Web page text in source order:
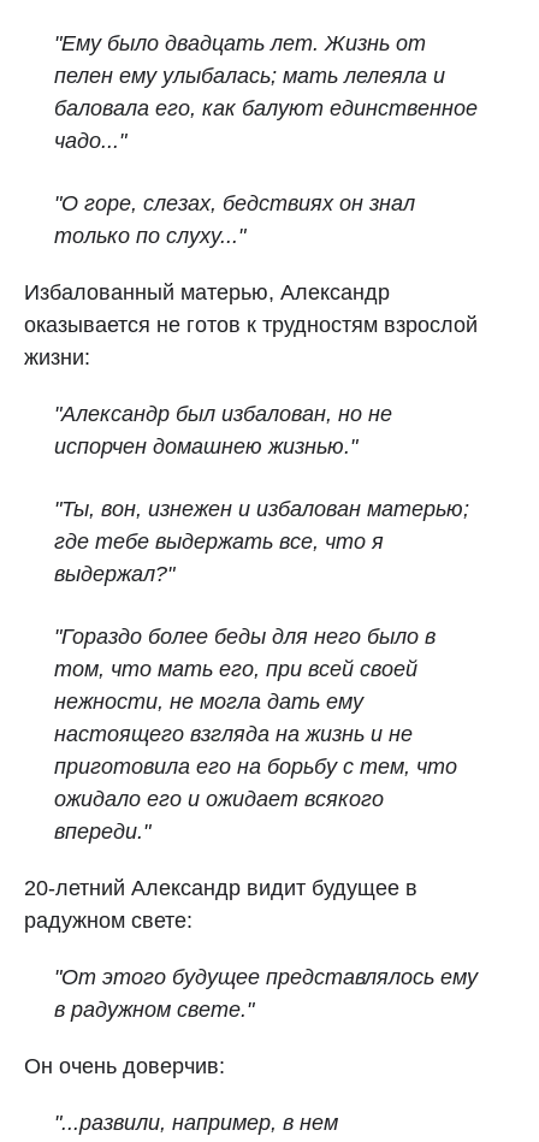
"Ему было двадцать лет. Жизнь от
пелен ему улыбалась; мать лелеяла и
баловала его, как балуют единственное
чадо..."
"О горе, слезах, бедствиях он знал
только по слуху..."
Избалованный матерью, Александр
оказывается не готов к трудностям взрослой
жизни:
"Александр был избалован, но не
испорчен домашнею жизнью."
"Ты, вон, изнежен и избалован матерью;
где тебе выдержать все, что я
выдержал?"
"Гораздо более беды для него было в
том, что мать его, при всей своей
нежности, не могла дать ему
настоящего взгляда на жизнь и не
приготовила его на борьбу с тем, что
ожидало его и ожидает всякого
впереди."
20-летний Александр видит будущее в
радужном свете:
"От этого будущее представлялось ему
в радужном свете."
Он очень доверчив:
"...развили, например, в нем